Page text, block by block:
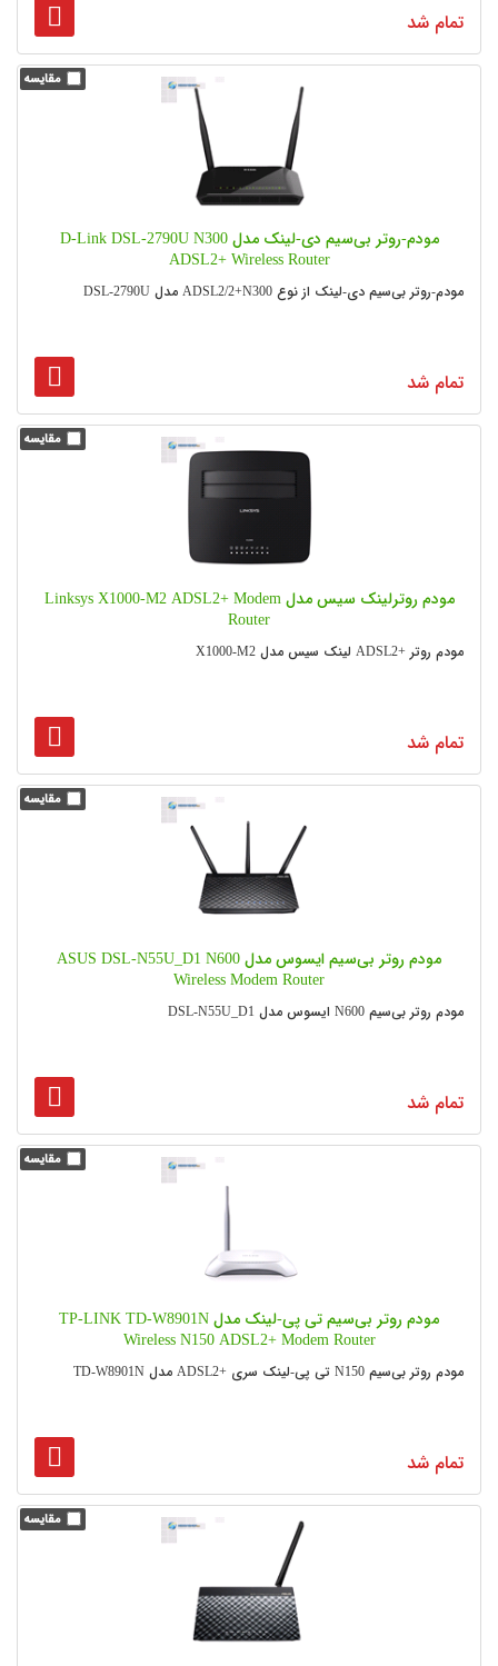
تمام شد
مودم-روتر بی‌سیم دی-لینک مدل D-Link DSL-2790U N300
ADSL2+ Wireless Router
مودم-روتر بی‌سیم دی-لینک از نوع ADSL2/2+N300 مدل DSL-2790U
تمام شد
مودم روترلینک سیس مدل Linksys X1000-M2 ADSL2+ Modem
Router
مودم روتر +ADSL2 لینک سیس مدل X1000-M2
تمام شد
مودم روتر بی‌سیم ایسوس مدل ASUS DSL-N55U_D1 N600
Wireless Modem Router
مودم روتر بی‌سیم N600 ایسوس مدل DSL-N55U_D1
تمام شد
مودم روتر بی‌سیم تی پی-لینک مدل TP-LINK TD-W8901N
Wireless N150 ADSL2+ Modem Router
مودم روتر بی‌سیم N150 تی پی-لینک سری +ADSL2 مدل TD-W8901N
تمام شد